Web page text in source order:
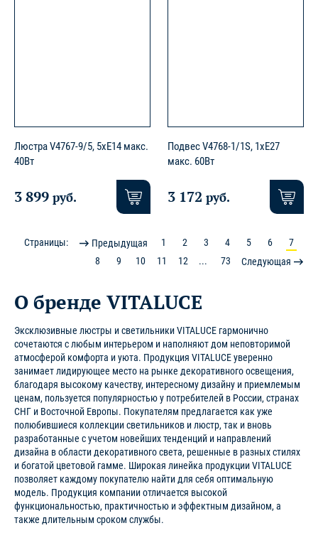
Люстра V4767-9/5, 5xE14 макс.
40Вт
3 899 руб.
Подвес V4768-1/1S, 1хE27
макс. 60Вт
3 172 руб.
Страницы: Предыдущая 1 2 3 4 5 6
7
8
9 10 11 12 ... 73 Следующая
О бренде VITALUCE
Эксклюзивные люстры и светильники VITALUCE гармонично
сочетаются с любым интерьером и наполняют дом неповторимой
атмосферой комфорта и уюта. Продукция VITALUCE уверенно
занимает лидирующее место на рынке декоративного освещения,
благодаря высокому качеству, интересному дизайну и приемлемым
ценам, пользуется популярностью у потребителей в России, странах
СНГ и Восточной Европы. Покупателям предлагается как уже
полюбившиеся коллекции светильников и люстр, так и вновь
разработанные с учетом новейших тенденций и направлений
дизайна в области декоративного света, решенные в разных стилях
и богатой цветовой гамме. Широкая линейка продукции VITALUCE
позволяет каждому покупателю найти для себя оптимальную
модель. Продукция компании отличается высокой
функциональностью, практичностью и эффектным дизайном, а
также длительным сроком службы.